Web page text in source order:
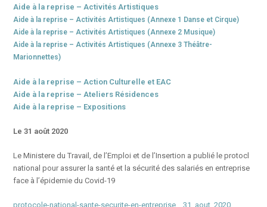
Aide à la reprise – Activités Artistiques
Aide à la reprise – Activités Artistiques (Annexe 1 Danse et Cirque)
Aide à la reprise – Activités Artistiques (Annexe 2 Musique)
Aide à la reprise – Activités Artistiques (Annexe 3 Théâtre-
Marionnettes)
Aide à la reprise – Action Culturelle et EAC
Aide à la reprise – Ateliers Résidences
Aide à la reprise – Expositions
Le 31 août 2020
Le Ministere du Travail, de l’Emploi et de l’Insertion a publié le protocl
national pour assurer la santé et la sécurité des salariés en entreprise
face à l’épidemie du Covid-19
protocole-national-sante-securite-en-entreprise__31_aout_2020